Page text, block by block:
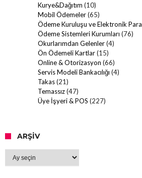
Kurye&Dağıtım (10)
Mobil Ödemeler(65)
Ödeme Kuruluşu ve Elektronik Para
Ödeme Sistemleri Kurumları (76)
Okurlarımdan Gelenler(4)
Ön Ödemeli Kartlar(15)
Online & Otorizasyon (66)
Servis Modeli Bankacılığı (4)
Takas(21)
Temassız(47)
Üye İşyeri & POS (227)
ARŞIV